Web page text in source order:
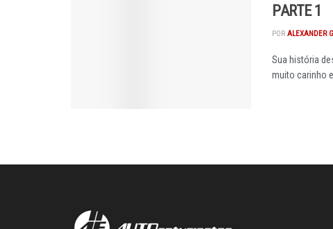
PARTE 1
POR ALEXANDER
Sua história
muito carinho